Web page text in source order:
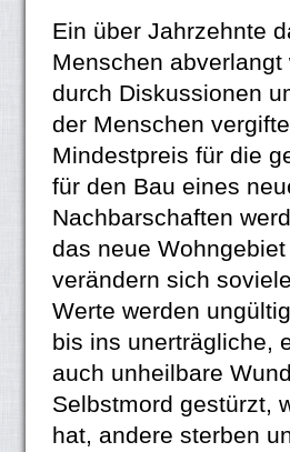
Ein über Jahrzehnte
Menschen
durch Diskussionen
der Menschen
Mindestpreis für die
für den Bau eines
Nachbarschaften
das neue
verändern sich
Werte werden
bis ins unerträgliche,
auch unheilbare
Selbstmord gestürzt,
hat, andere sterben